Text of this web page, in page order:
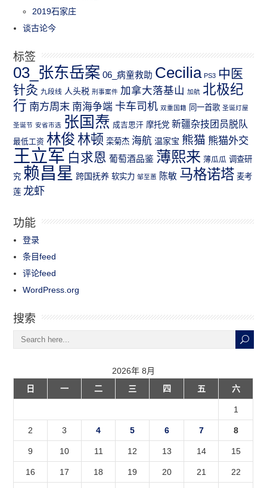
2019石家庄
谈古论今
标签
03_张东岳案 06_病童救助 Cecilia PS3 中医
针灸 九段线 人头税 刑事案件 加拿大落基山 加航 北极纪
行 南方周末 南海争端 卡车司机 双重国籍 同一首歌 圣诞灯屋
圣诞节 安省市选 张国焘 成吉思汗 摩托党 新疆杂技团员脱队
最低工资 林俊 林顿 栾菊杰 海航 温家宝 熊猫 熊猫外交
王立军 白求恩 葡萄酒品鉴 薄熙来 薄瓜瓜 调查研
究 赖昌星 跨国抚养 软实力 邹至蕙 陈敏 马格诺塔 麦考
莲 龙虾
功能
登录
条目feed
评论feed
WordPress.org
搜索
2026年 8月
日
一 二 三 四 五 六
1
2 3 4 5 6 7 8
9 10 11 12 13 14 15
16 17 18 19 20 21 22